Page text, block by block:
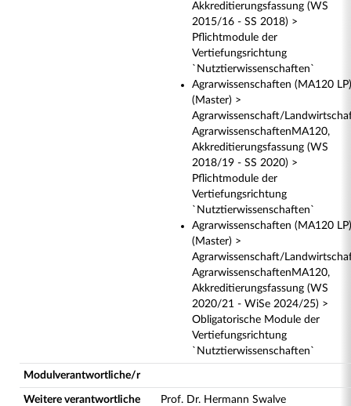
Akkreditierungsfassung (WS
2015/16 - SS 2018) >
Pflichtmodule der
Vertiefungsrichtung
`Nutztierwissenschaften`
Agrarwissenschaften (MA120 LP)
(Master) >
Agrarwissenschaft/
AgrarwissenschaftenMA120,
Akkreditierungsfassung (WS
2018/19 - SS 2020) >
Pflichtmodule der
Vertiefungsrichtung
`Nutztierwissenschaften`
Agrarwissenschaften (MA120 LP)
(Master) >
Agrarwissenschaft/
AgrarwissenschaftenMA120,
Akkreditierungsfassung (WS
2020/21 - WiSe 2024/25) >
Obligatorische Module der
Vertiefungsrichtung
`Nutztierwissenschaften`
Modulverantwortliche/r
Weitere verantwortliche
Prof. Dr. Hermann Swalve